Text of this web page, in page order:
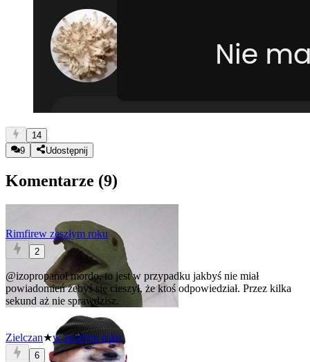
14
9
Udostępnij
Komentarze (9)
Rimfirew zeszłym roku
2
@izopropanolmordo, to jest w przypadku jakbyś nie miał
powiadomień żebyś się cieszył, że ktoś odpowiedział. Przez kilka
sekund aż nie sprawdzisz.
Zielczan★w zeszłym roku
6